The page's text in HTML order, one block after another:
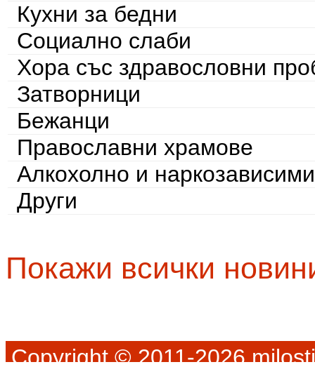
Кухни за бедни
Социално слаби
Хора със здравословни
Затворници
Бежанци
Православни храмове
Алкохолно и наркозависими
Други
Покажи всички
Copyright © 2011-2026